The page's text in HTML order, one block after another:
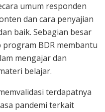
umum responden
dan cara penyajian
baik. Sebagian besar
BDR membantu
mengajar dan
belajar.
terdapatnya
pandemi terkait